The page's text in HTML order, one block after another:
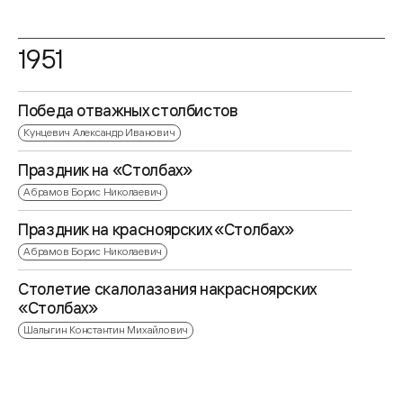
1951
Победа отважных столбистов
Кунцевич Александр Иванович
Праздник на «Столбах»
Абрамов Борис Николаевич
Праздник на красноярских «Столбах»
Абрамов Борис Николаевич
Столетие скалолазания накрасноярских
«Столбах»
Шалыгин Константин Михайлович